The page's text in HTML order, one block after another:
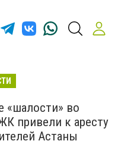
«шалости» во
привели к аресту
Астаны